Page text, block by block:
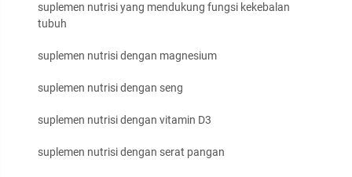
suplemen nutrisi yang mendukung fungsi kekebalan
tubuh
suplemen nutrisi dengan magnesium
suplemen nutrisi dengan seng
suplemen nutrisi dengan vitamin D3
suplemen nutrisi dengan serat pangan